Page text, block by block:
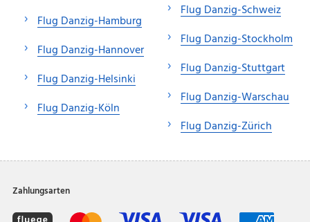
Flug Danzig-Hamburg
Flug Danzig-Hannover
Flug Danzig-Helsinki
Flug Danzig-Köln
Flug Danzig-Schweiz
Flug Danzig-Stockholm
Flug Danzig-Stuttgart
Flug Danzig-Warschau
Flug Danzig-Zürich